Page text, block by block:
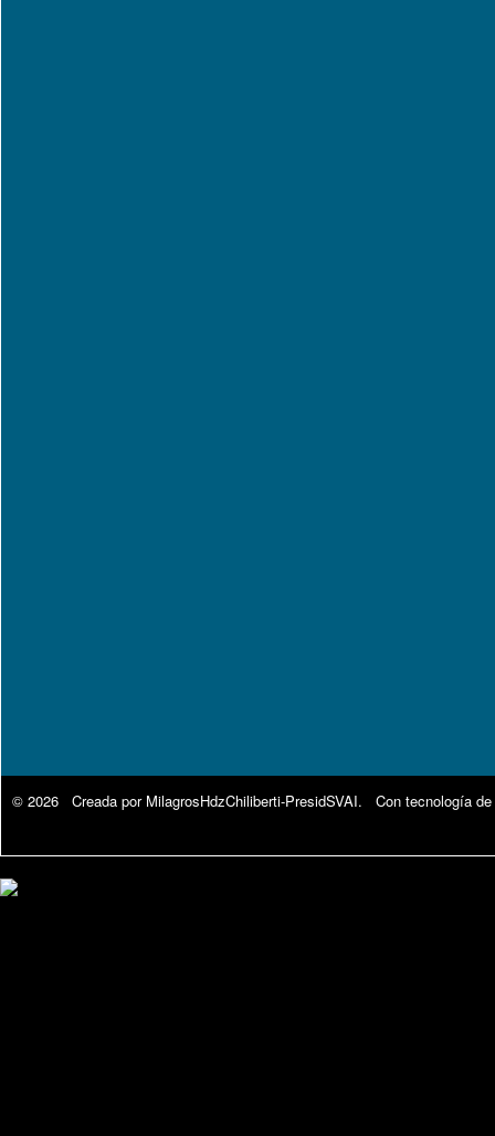
© 2026 Creada por MilagrosHdzChiliberti-PresidSVAI. Con tecnología de